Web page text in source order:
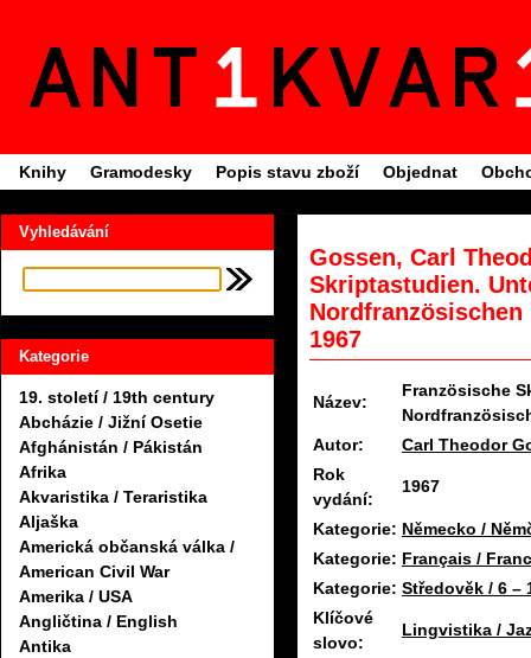
Knihy Gramodesky Popis stavu zboží Objednat
Vyhledávání
Kategorie
19. století / 19th century
Abcházie / Jižní Osetie
Afghánistán / Pákistán
Afrika
Akvaristika / Teraristika
Aljaška
Americká občanská válka /
American Civil War
Amerika / USA
Angličtina / English
Antika
Gossen, Carl
Skriptastudien.
1967
Název:
Französische
Autor:
Carl Theodor
Rok
vydání:
1967
Kategorie: Německo /
Kategorie: Français /
Kategorie: Středověk / 6 –
Klíčové
slovo:
Lingvistika /